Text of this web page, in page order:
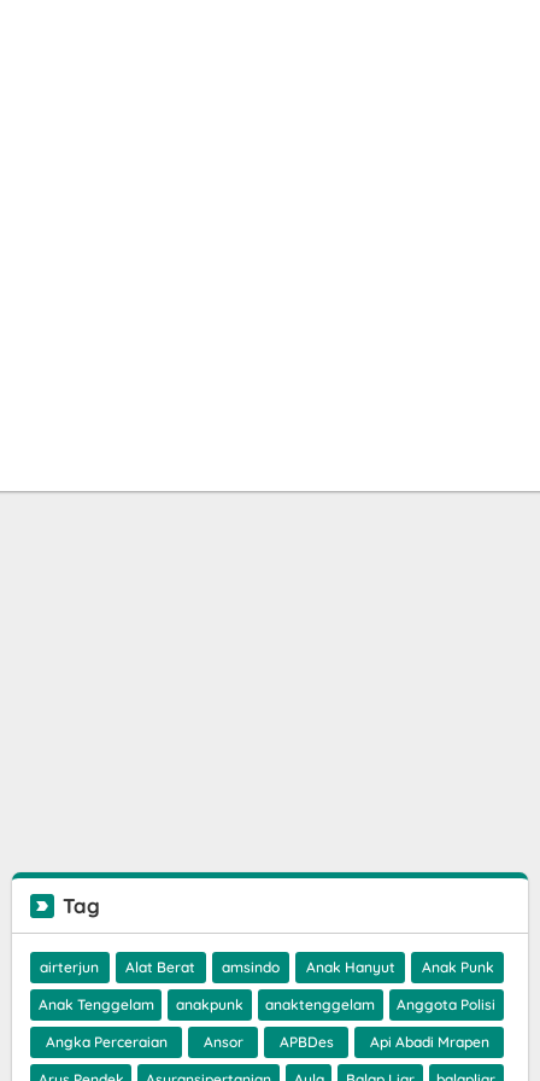
Tag
airterjun Alat Berat amsindo Anak Hanyut Anak Punk
Anak Tenggelam anakpunk anaktenggelam Anggota Polisi
Angka Perceraian Ansor APBDes Api Abadi Mrapen